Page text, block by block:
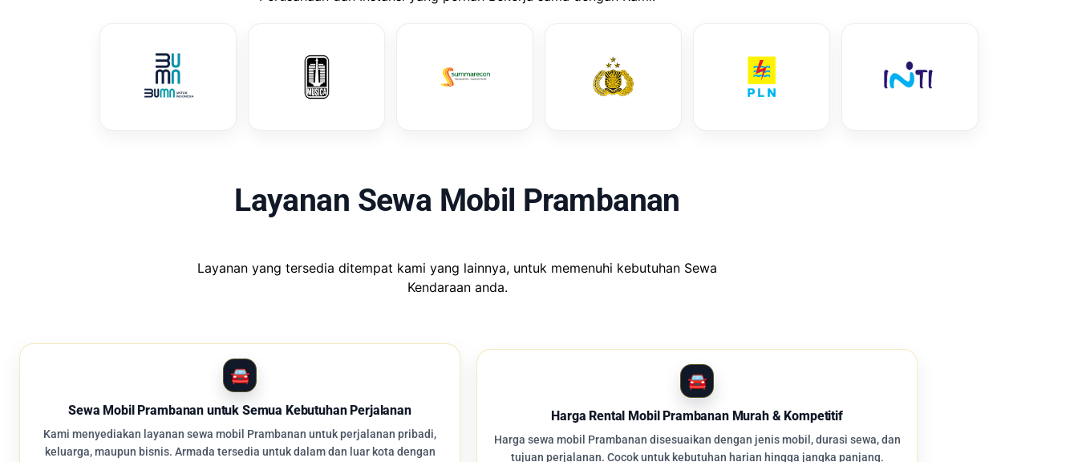
Layanan Sewa Mobil Prambanan
Layanan yang tersedia ditempat kami yang lainnya, untuk memenuhi kebutuhan Sewa
Kendaraan anda.
Sewa Mobil Prambanan untuk Semua Kebutuhan Perjalanan
Kami menyediakan layanan sewa mobil Prambanan untuk perjalanan pribadi,
keluarga, maupun bisnis. Armada tersedia untuk dalam dan luar kota dengan
Harga Rental Mobil Prambanan Murah & Kompetitif
Harga sewa mobil Prambanan disesuaikan dengan jenis mobil, durasi sewa, dan
tujuan perjalanan. Cocok untuk kebutuhan harian hingga jangka panjang.